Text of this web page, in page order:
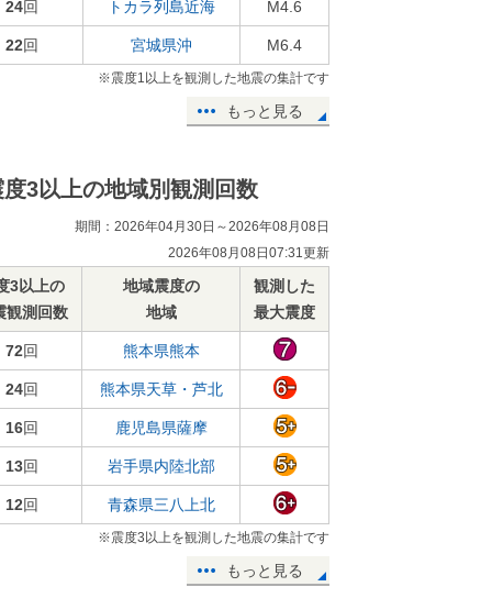
24回 トカラ列島近海 M4.6
22回 宮城県沖 M6.4
※震度1以上を観測した地震の集計です
もっと見る
度3以上の地域別観測回数
期間：2026年04月30日～2026年08月08日
2026年08月08日07:31更新
3以上の
観測回数
地域震度の
地域
観測した
最大震度
72回 熊本県熊本
24回 熊本県天草・芦北
16回 鹿児島県薩摩
13回 岩手県内陸北部
12回 青森県三八上北
※震度3以上を観測した地震の集計です
もっと見る